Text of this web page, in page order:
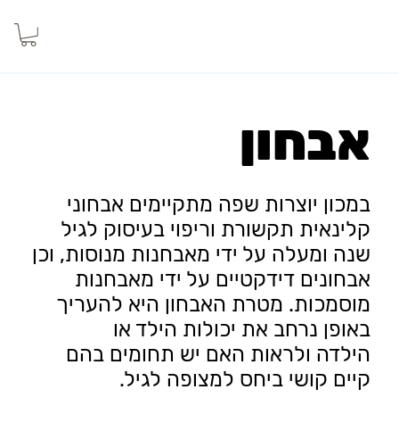
אבחון
במכון יוצרות שפה מתקיימים אבחוני
קלינאית תקשורת וריפוי בעיסוק לגיל
שנה ומעלה על ידי מאבחנות מנוסות, וכן
אבחונים דידקטיים על ידי מאבחנות
מוסמכות. מטרת האבחון היא להעריך
באופן נרחב את יכולות הילד או
הילדה ולראות האם יש תחומים בהם
קיים קושי ביחס למצופה לגיל.